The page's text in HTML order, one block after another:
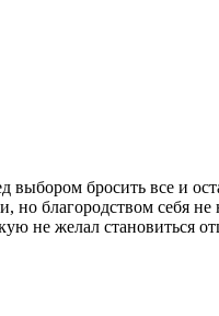
бросить все и
благородством себя
не желал становиться